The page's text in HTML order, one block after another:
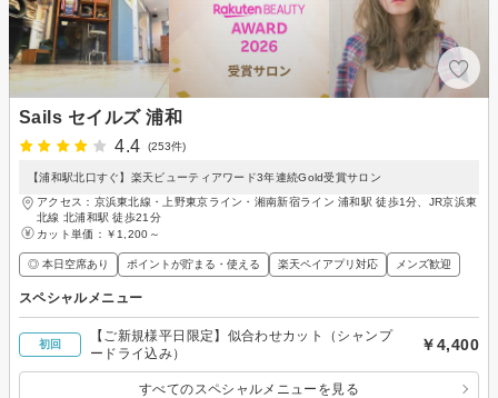
Sails セイルズ 浦和
4.4
(253件)
【浦和駅北口すぐ】楽天ビューティアワード3年連続Gold受賞サロン
アクセス：京浜東北線・上野東京ライン・湘南新宿ライン 浦和駅 徒歩1分、JR京浜東
北線 北浦和駅 徒歩21分
カット単価： ￥1,200～
◎ 本日空席あり ポイントが貯まる・使える 楽天ペイアプリ対応 メンズ歓迎
スペシャルメニュー
初回
【ご新規様平日限定】似合わせカット（シャンプ
ードライ込み）
￥4,400
すべてのスペシャルメニューを見る